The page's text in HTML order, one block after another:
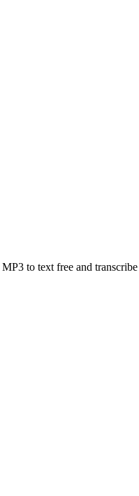
to text free and